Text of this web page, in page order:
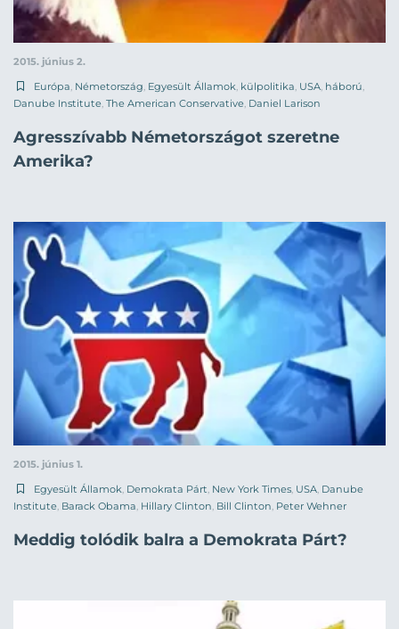
2015. június 2.
Európa, Németország, Egyesült Államok, külpolitika, USA, háború,
Danube Institute, The American Conservative, Daniel Larison
Agresszívabb Németországot szeretne
Amerika?
2015. június 1.
Egyesült Államok, Demokrata Párt, New York Times, USA, Danube
Institute, Barack Obama, Hillary Clinton, Bill Clinton, Peter Wehner
Meddig tolódik balra a Demokrata Párt?